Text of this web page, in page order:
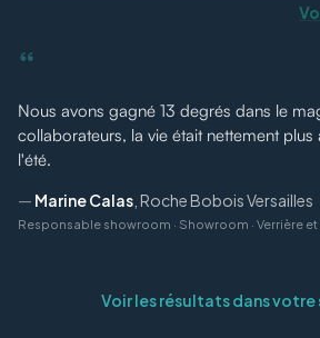
“
Nous avons gagné 13 degrés dans le
collaborateurs, la vie était nettement
l'été.
— Marine Calas Roche Bobois Versailles
Responsable showroom · Showroom · Verrière
Voir les résultats dans